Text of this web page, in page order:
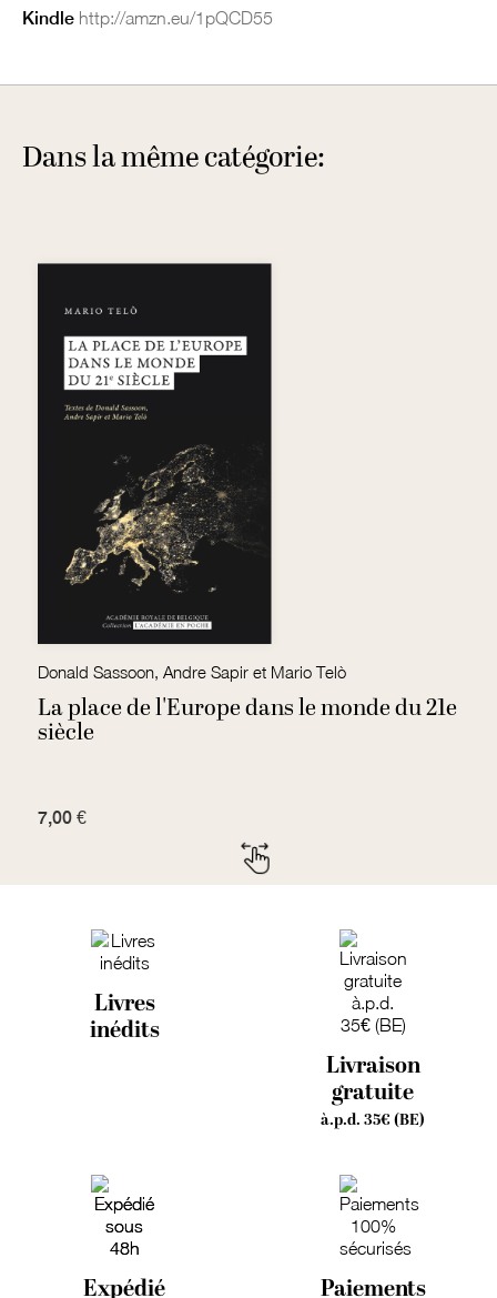
Kindle http://amzn.eu/1pQCD55
Dans la même catégorie:
Donald Sassoon, Andre Sapir et Mario Telò
La place de l'Europe dans le monde du 21e
siècle
7,00 €
Livres
inédits
Livraison
gratuite
à.p.d. 35€ (BE)
Expédié
Paiements